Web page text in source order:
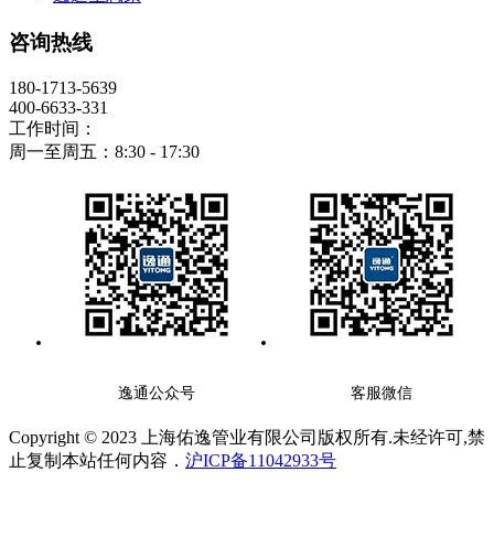
咨询热线
180-1713-5639
400-6633-331
工作时间：
周一至周五：8:30 - 17:30
逸通公众号 客服微信
Copyright © 2023 上海佑逸管业有限公司版权所有.未经许可,禁
止复制本站任何内容． 沪ICP备11042933号